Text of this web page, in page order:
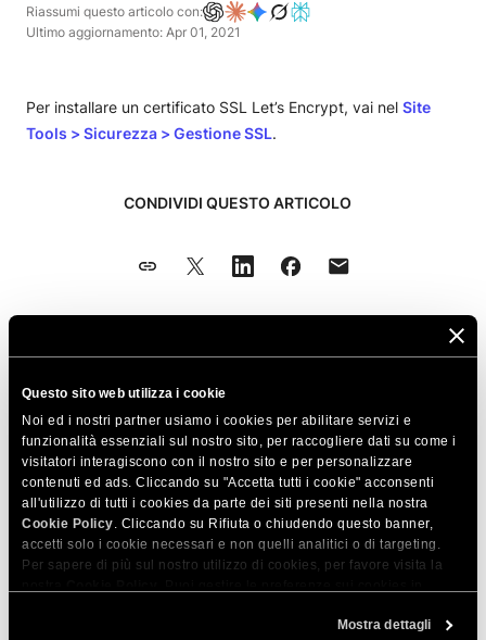
Questo sito web utilizza i cookie
Noi ed i nostri partner usiamo i cookies per abilitare servizi e
funzionalità essenziali sul nostro sito, per raccogliere dati su come i
visitatori interagiscono con il nostro sito e per personalizzare
contenuti ed ads. Cliccando su "Accetta tutti i cookie" acconsenti
all'utilizzo di tutti i cookies da parte dei siti presenti nella nostra
Cookie Policy. Cliccando su Rifiuta o chiudendo questo banner,
accetti solo i cookie necessari e non quelli analitici o di targeting.
Per sapere di più sul nostro utilizzo di cookies, per favore visita la
Mostra dettagli
Riassumi questo articolo con:
Ultimo aggiornamento: Apr 01, 2021
Per installare un certificato SSL Let’s Encrypt, vai nel Site
Tools > Sicurezza > Gestione SSL.
CONDIVIDI QUESTO ARTICOLO
Una volta installato Let’s Encrypt funzionerà
HTTP/2?
Perché ho bisogno di un certificato SSL?
Cosa viene mostrato dai browser per siti
HTTPS che usano l’SSL Let’s Encrypt?
L’SSL Let's Encrypt viene rinnovato